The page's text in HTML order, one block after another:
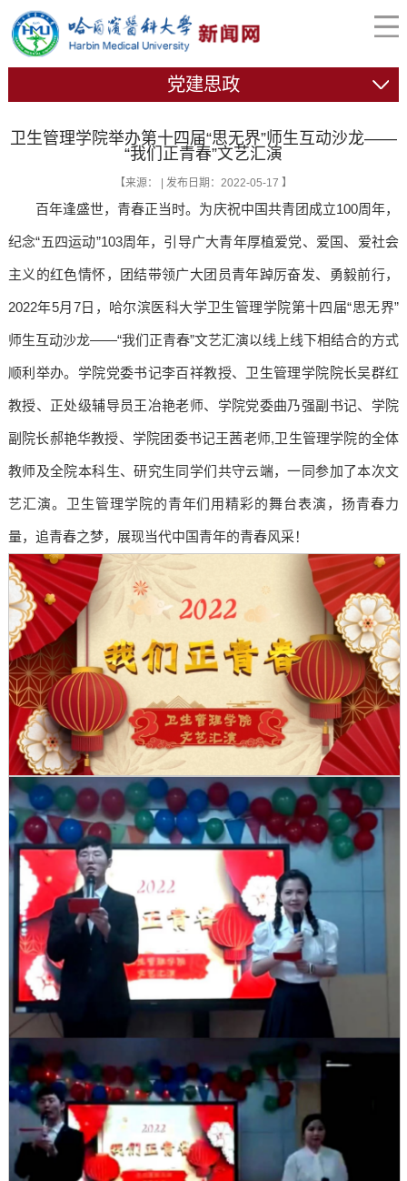
党建思政
卫生管理学院举办第十四届“思无界”师生互动沙龙——
“我们正青春”文艺汇演
【来源： | 发布日期：2022-05-17 】
百年逢盛世，青春正当时。为庆祝中国共青团成立100周年，
纪念“五四运动”103周年，引导广大青年厚植爱党、爱国、爱社会
主义的红色情怀，团结带领广大团员青年踔厉奋发、勇毅前行，
2022年5月7日，哈尔滨医科大学卫生管理学院第十四届“思无界”
师生互动沙龙——“我们正青春”文艺汇演以线上线下相结合的方式
顺利举办。学院党委书记李百祥教授、卫生管理学院院长吴群红
教授、正处级辅导员王冶艳老师、学院党委曲乃强副书记、学院
副院长郝艳华教授、学院团委书记王茜老师,卫生管理学院的全体
教师及全院本科生、研究生同学们共守云端，一同参加了本次文
艺汇演。卫生管理学院的青年们用精彩的舞台表演，扬青春力
量，追青春之梦，展现当代中国青年的青春风采！